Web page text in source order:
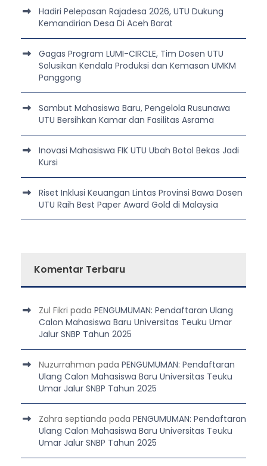
Hadiri Pelepasan Rajadesa 2026, UTU Dukung
Kemandirian Desa Di Aceh Barat
Gagas Program LUMI-CIRCLE, Tim Dosen UTU
Solusikan Kendala Produksi dan Kemasan UMKM
Panggong
Sambut Mahasiswa Baru, Pengelola Rusunawa
UTU Bersihkan Kamar dan Fasilitas Asrama
Inovasi Mahasiswa FIK UTU Ubah Botol Bekas Jadi
Kursi
Riset Inklusi Keuangan Lintas Provinsi Bawa Dosen
UTU Raih Best Paper Award Gold di Malaysia
Komentar Terbaru
Zul Fikri pada PENGUMUMAN: Pendaftaran Ulang
Calon Mahasiswa Baru Universitas Teuku Umar
Jalur SNBP Tahun 2025
Nuzurrahman pada PENGUMUMAN: Pendaftaran
Ulang Calon Mahasiswa Baru Universitas Teuku
Umar Jalur SNBP Tahun 2025
Zahra septianda pada PENGUMUMAN: Pendaftaran
Ulang Calon Mahasiswa Baru Universitas Teuku
Umar Jalur SNBP Tahun 2025